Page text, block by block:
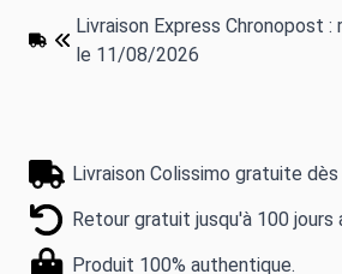
Livraison Express Chronopost
le 11/08/2026
Livraison Colissimo gratuite
Retour gratuit jusqu'à 100 jours
Produit 100% authentique.